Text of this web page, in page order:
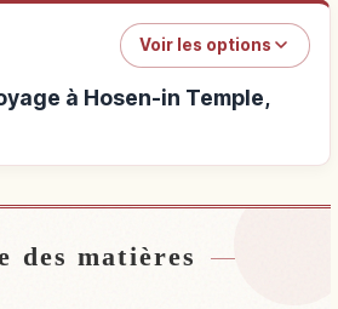
Voir les options
à Hosen-in Temple,
de Hosen-in Temple, Kyoto
des matières